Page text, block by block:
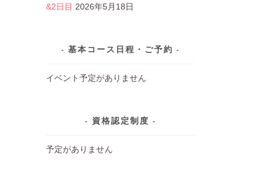
&2日目 2026年5月18日
基本コース日程・ご予約
イベント予定がありません
資格認定制度
予定がありません